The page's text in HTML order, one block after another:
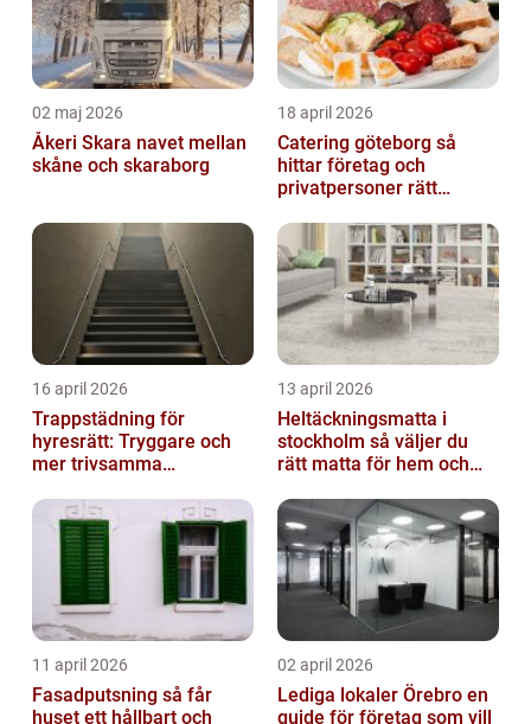
02 maj 2026
Åkeri Skara navet mellan
skåne och skaraborg
18 april 2026
Catering göteborg så
hittar företag och
privatpersoner rätt
16 april 2026
Trappstädning för
hyresrätt: Tryggare och
mer trivsamma
13 april 2026
Heltäckningsmatta i
stockholm så väljer du
rätt matta för hem och
11 april 2026
Fasadputsning så får
huset ett hållbart och
02 april 2026
Lediga lokaler Örebro en
guide för företag som vill